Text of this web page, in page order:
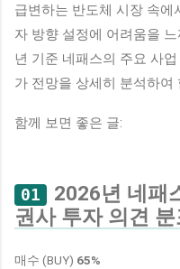
급변하는 반도체 시장 속
자 방향 설정에 어려움을
년 기준 네패스의 주요 사
가 전망을 상세히 분석하여
함께 보면 좋은 글:
01
2026년 네패
권사 투자 의견
매수 (BUY) 65%